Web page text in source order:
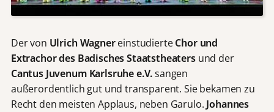
Der von Ulrich WagnereinstudierteChor und
Extrachor des Badisches Staatstheatersund der
Cantus Juvenum Karlsruhe e.V.sangen
außerordentlich gut und transparent. Sie bekamen zu
Recht den meisten Applaus, neben Garulo. Johannes